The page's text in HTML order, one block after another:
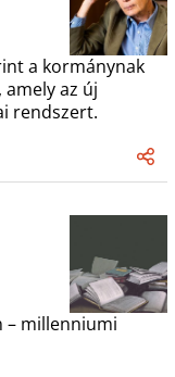
a kormánynak
az új
rendszert.
– millenniumi